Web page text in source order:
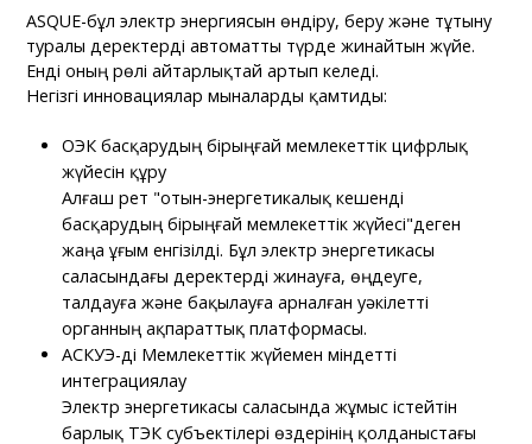
ASQUE-бұл электр энергиясын өндіру, беру және тұтыну
туралы деректерді автоматты түрде жинайтын жүйе.
Енді оның рөлі айтарлықтай артып келеді.
Негізгі инновациялар мыналарды қамтиды:
ОЭК басқарудың бірыңғай мемлекеттік цифрлық
жүйесін құру
Алғаш рет "отын-энергетикалық кешенді
басқарудың бірыңғай мемлекеттік жүйесі"деген
жаңа ұғым енгізілді. Бұл электр энергетикасы
саласындағы деректерді жинауға, өңдеуге,
талдауға және бақылауға арналған уәкілетті
органның ақпараттық платформасы.
АСКУЭ-ді Мемлекеттік жүйемен міндетті
интеграциялау
Электр энергетикасы саласында жұмыс істейтін
барлық ТЭК субъектілері өздерінің қолданыстағы